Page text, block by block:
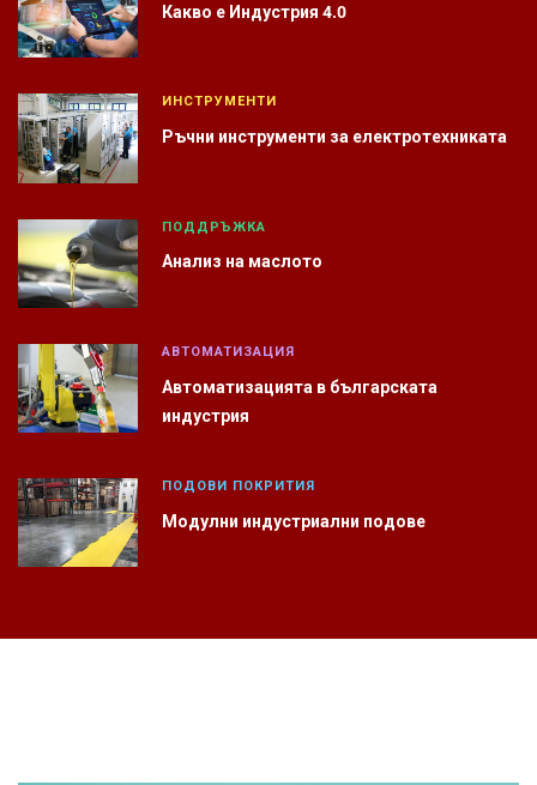
Какво е Индустрия 4.0
ИНСТРУМЕНТИ
Ръчни инструменти за електротехниката
ПОДДРЪЖКА
Анализ на маслото
АВТОМАТИЗАЦИЯ
Автоматизацията в българската
индустрия
ПОДОВИ ПОКРИТИЯ
Модулни индустриални подове